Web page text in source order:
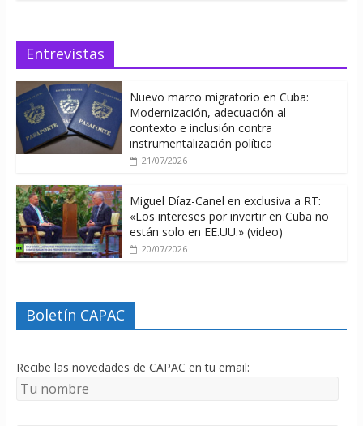
Entrevistas
Nuevo marco migratorio en Cuba:
Modernización, adecuación al
contexto e inclusión contra
instrumentalización política
21/07/2026
Miguel Díaz-Canel en exclusiva a RT:
«Los intereses por invertir en Cuba no
están solo en EE.UU.» (video)
20/07/2026
Boletín CAPAC
Recibe las novedades de CAPAC en tu email: